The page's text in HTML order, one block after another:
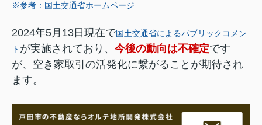
※参考：国土交通省ホームページ
2024年5月13日現在で国土交通省によるパブリックコメン
ト が実施されており、 今後の動向は不確定です
が、空き家取引の活発化に繋がることが期待され
ます。